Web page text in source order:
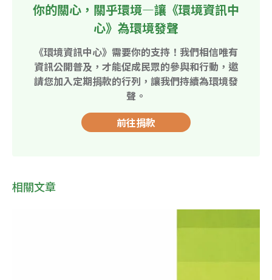
你的關心，關乎環境—讓《環境資訊中
心》為環境發聲
《環境資訊中心》需要你的支持！我們相信唯有
資訊公開普及，才能促成民眾的參與和行動，邀
請您加入定期捐款的行列，讓我們持續為環境發
聲。
前往捐款
相關文章